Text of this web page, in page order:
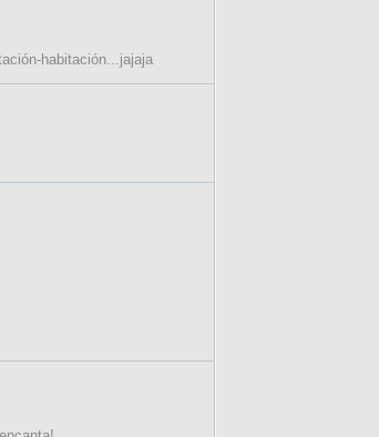
habitación...jajaja